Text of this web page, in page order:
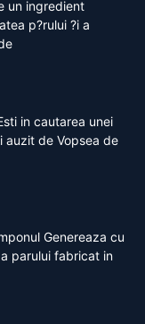
un ingredient
p?rului ?i a
in cautarea unei
auzit de Vopsea de
Genereaza cu
parului fabricat in